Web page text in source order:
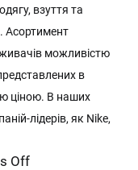
взуття та
Асортимент
можливістю
в
ціною. В наших
лідерів, як Nike,
Offon